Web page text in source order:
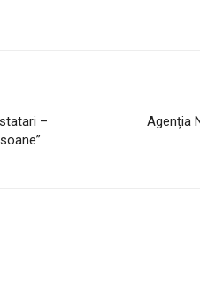
–
Agenția